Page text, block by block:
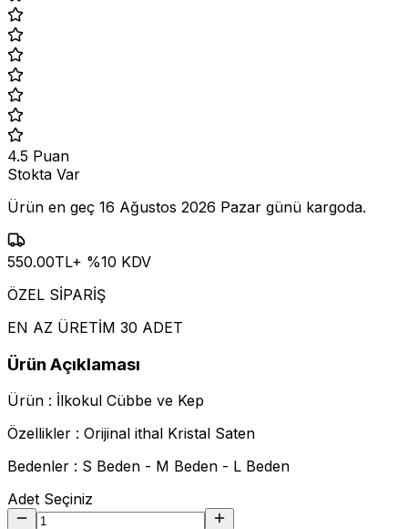
4.5 Puan
Stokta Var
Ürün en geç 16 Ağustos 2026 Pazar günü kargoda.
550.00TL+ %10 KDV
ÖZEL SİPARİŞ
EN AZ ÜRETİM 30 ADET
Ürün Açıklaması
Ürün : İlkokul Cübbe ve Kep
Özellikler : Orijinal ithal Kristal Saten
Bedenler : S Beden - M Beden - L Beden
Adet Seçiniz